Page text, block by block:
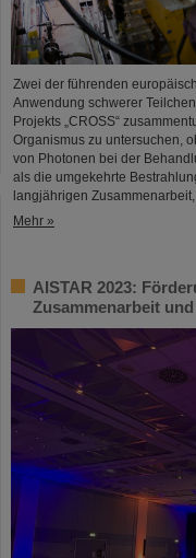
Zwei der führenden
Anwendung schwerer
Projekts „CROSS“
Organismus zu untersuchen,
von Photonen bei der
als die umgekehrte
langjährigen
Mehr »
AISTAR 2023:
Zusammenarbeit